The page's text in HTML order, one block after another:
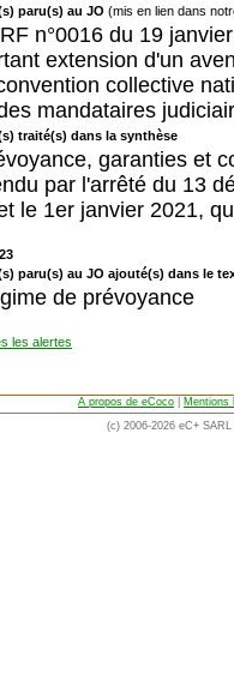
paru(s) au JO (mis en lien dans
n°0016 du 19
extension d'un
collective
mandataires
traité(s) dans la synthèse
garanties et
par l'arrêté du 13
le 1er janvier 2021,
paru(s) au JO ajouté(s) dans le
de prévoyance
les alertes
A propos de eCoco
Mentions
(c) 2006-2026 eC+